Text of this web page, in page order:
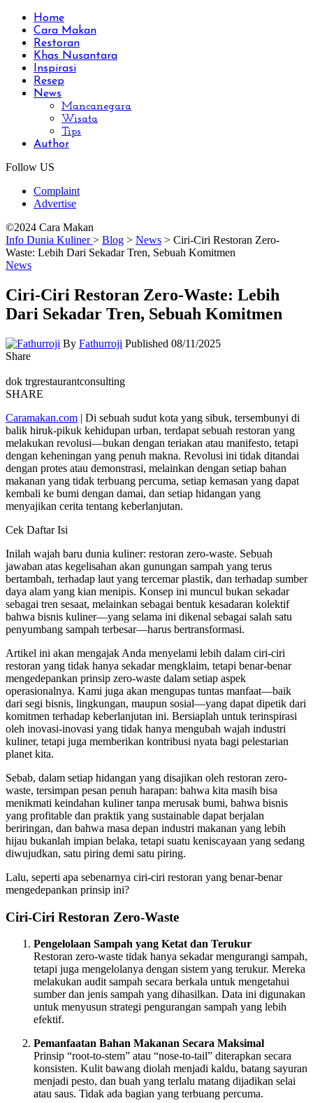
Home
Cara Makan
Restoran
Khas Nusantara
Inspirasi
Resep
News
Mancanegara
Wisata
Tips
Author
Follow US
Complaint
Advertise
©2024 Cara Makan
Info Dunia Kuliner> Blog > News > Ciri-Ciri Restoran Zero-
Waste: Lebih Dari Sekadar Tren, Sebuah Komitmen
News
Ciri-Ciri Restoran Zero-Waste: Lebih
Dari Sekadar Tren, Sebuah Komitmen
By Fathurroji Published 08/11/2025
Share
dok trgrestaurantconsulting
SHARE
Caramakan.com | Di sebuah sudut kota yang sibuk, tersembunyi di
balik hiruk-pikuk kehidupan urban, terdapat sebuah restoran yang
melakukan revolusi—bukan dengan teriakan atau manifesto, tetapi
dengan keheningan yang penuh makna. Revolusi ini tidak ditandai
dengan protes atau demonstrasi, melainkan dengan setiap bahan
makanan yang tidak terbuang percuma, setiap kemasan yang dapat
kembali ke bumi dengan damai, dan setiap hidangan yang
menyajikan cerita tentang keberlanjutan.
Cek Daftar Isi
Inilah wajah baru dunia kuliner: restoran zero-waste. Sebuah
jawaban atas kegelisahan akan gunungan sampah yang terus
bertambah, terhadap laut yang tercemar plastik, dan terhadap sumber
daya alam yang kian menipis. Konsep ini muncul bukan sekadar
sebagai tren sesaat, melainkan sebagai bentuk kesadaran kolektif
bahwa bisnis kuliner—yang selama ini dikenal sebagai salah satu
penyumbang sampah terbesar—harus bertransformasi.
Artikel ini akan mengajak Anda menyelami lebih dalam ciri-ciri
restoran yang tidak hanya sekadar mengklaim, tetapi benar-benar
mengedepankan prinsip zero-waste dalam setiap aspek
operasionalnya. Kami juga akan mengupas tuntas manfaat—baik
dari segi bisnis, lingkungan, maupun sosial—yang dapat dipetik dari
komitmen terhadap keberlanjutan ini. Bersiaplah untuk terinspirasi
oleh inovasi-inovasi yang tidak hanya mengubah wajah industri
kuliner, tetapi juga memberikan kontribusi nyata bagi pelestarian
planet kita.
Sebab, dalam setiap hidangan yang disajikan oleh restoran zero-
waste, tersimpan pesan penuh harapan: bahwa kita masih bisa
menikmati keindahan kuliner tanpa merusak bumi, bahwa bisnis
yang profitable dan praktik yang sustainable dapat berjalan
beriringan, dan bahwa masa depan industri makanan yang lebih
hijau bukanlah impian belaka, tetapi suatu keniscayaan yang sedang
diwujudkan, satu piring demi satu piring.
Lalu, seperti apa sebenarnya ciri-ciri restoran yang benar-benar
mengedepankan prinsip ini?
Ciri-Ciri Restoran Zero-Waste
Pengelolaan Sampah yang Ketat dan Terukur
Restoran zero-waste tidak hanya sekadar mengurangi sampah,
tetapi juga mengelolanya dengan sistem yang terukur. Mereka
melakukan audit sampah secara berkala untuk mengetahui
sumber dan jenis sampah yang dihasilkan. Data ini digunakan
untuk menyusun strategi pengurangan sampah yang lebih
efektif.
Pemanfaatan Bahan Makanan Secara Maksimal
Prinsip “root-to-stem” atau “nose-to-tail” diterapkan secara
konsisten. Kulit bawang diolah menjadi kaldu, batang sayuran
menjadi pesto, dan buah yang terlalu matang dijadikan selai
atau saus. Tidak ada bagian yang terbuang percuma.